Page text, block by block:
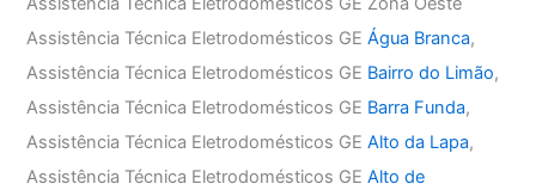
Assistência Técnica Eletrodomésticos GEÁgua Branca,
Assistência Técnica Eletrodomésticos GE Bairro do Limão,
Assistência Técnica Eletrodomésticos GE Barra Funda,
Assistência Técnica Eletrodomésticos GEAlto da Lapa,
Assistência Técnica Eletrodomésticos GEAlto de